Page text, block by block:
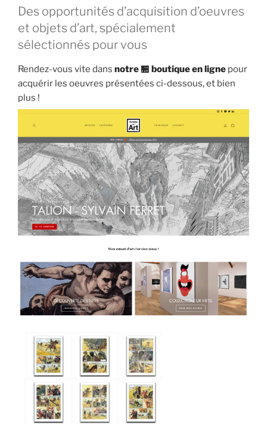
Des opportunités d’acquisition d’oeuvres
et objets d’art, spécialement
sélectionnés pour vous
Rendez-vous vite dans notre 🏪 boutique en ligne pour
acquérir les oeuvres présentées ci-dessous, et bien
plus !